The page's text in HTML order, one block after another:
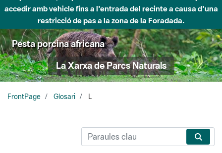
accedir amb vehicle fins a l'entrada del recinte a causa d'una
restricció de pas a la zona de la Foradada.
Pesta porcina africana
La Xarxa de Parcs Naturals
FrontPage Glosari L